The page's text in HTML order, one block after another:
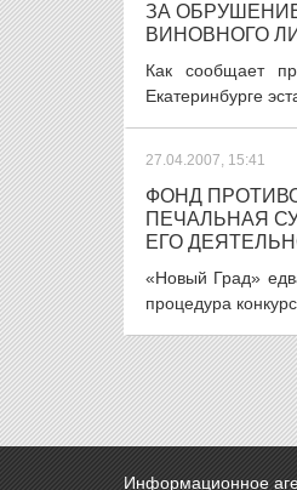
ЗА
ВИНОВНОГО
Как сообщает
Екатеринбурге
27.04.2007, 15:41
ФОНД
ПЕЧАЛЬНАЯ
ЕГО
«Новый Град»
процедура
Информационное